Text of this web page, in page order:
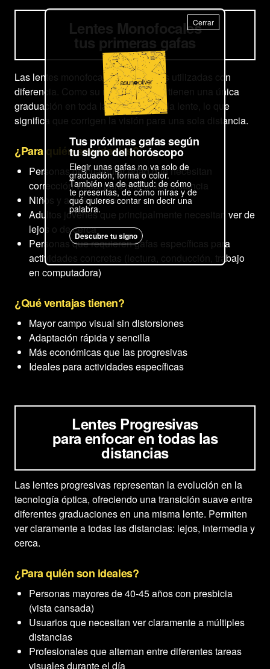
Lentes Monofocales
tus primeras gafas
Las lentes monofocales son las más utilizadas con
diferencia. Como su nombre indica, tienen una única
graduación en toda la superficie de la lente, lo que
significa que corrigen la visión para una sola distancia.
¿Para quién son ideales?
Personas de cualquier edad que necesitan
corrección visual para una única distancia
Niños y adolescentes
Adultos jóvenes que principalmente necesitan ver de
lejos o de cerca
Personas que requieren gafas específicas para
actividades concretas (lectura, conducción, trabajo
en computadora)
¿Qué ventajas tienen?
Mayor campo visual sin distorsiones
Adaptación rápida y sencilla
Más económicas que las progresivas
Ideales para actividades específicas
Lentes Progresivas
para enfocar en todas las
distancias
Las lentes progresivas representan la evolución en la
tecnología óptica, ofreciendo una transición suave entre
diferentes graduaciones en una misma lente. Permiten
ver claramente a todas las distancias: lejos, intermedia y
cerca.
¿Para quién son ideales?
Personas mayores de 40-45 años con presbicia
(vista cansada)
Usuarios que necesitan ver claramente a múltiples
distancias
Profesionales que alternan entre diferentes tareas
visuales durante el día
Cerrar
Tus próximas gafas según
tu signo del horóscopo
Elegir unas gafas no va solo de
graduación, forma o color.
También va de actitud: de cómo
te presentas, de cómo miras y de
qué quieres contar sin decir una
palabra.
Descubre tu signo